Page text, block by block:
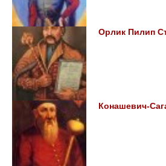
Орлик Пилип
Конашевич-